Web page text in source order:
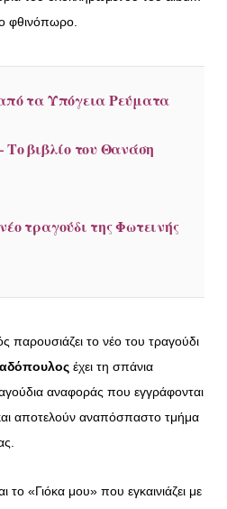
φθινόπωρο.
τα Υπόγεια Ρεύματα
βιβλίο του Θανάση
τραγούδι της Φωτεινής
παρουσιάζει το νέο του τραγούδι
έχει τη σπάνια
αναφοράς που εγγράφονται
αποτελούν αναπόσπαστο τμήμα
το «Γιόκα μου» που εγκαινιάζει με